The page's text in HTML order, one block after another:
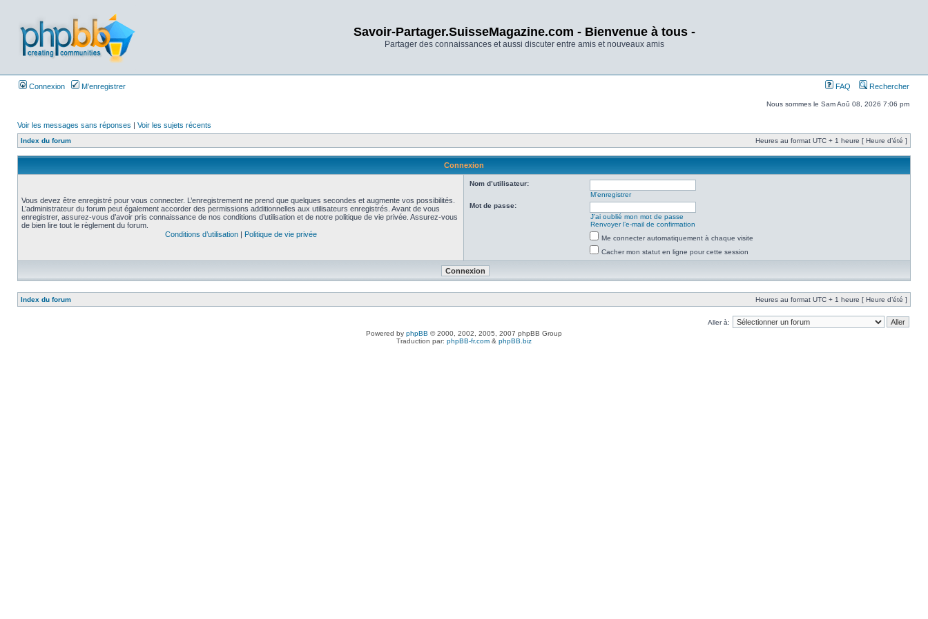
Savoir-Partager.SuisseMagazine.com - Bienvenue à tous -
Partager des connaissances et aussi discuter entre amis et nouveaux amis
Connexion M’enregistrer FAQ Rechercher
Nous sommes le Sam Aoû 08, 2026 7:06 pm
Voir les messages sans réponses | Voir les sujets récents
Index du forum Heures au format UTC + 1 heure [ Heure d’été ]
Connexion
Vous devez être enregistré pour vous connecter. L’enregistrement ne prend que quelques secondes et augmente vos possibilités.
L’administrateur du forum peut également accorder des permissions additionnelles aux utilisateurs enregistrés. Avant de vous
enregistrer, assurez-vous d’avoir pris connaissance de nos conditions d’utilisation et de notre politique de vie privée. Assurez-vous
de bien lire tout le règlement du forum.
Conditions d’utilisation| Politique de vie privée
Nom d’utilisateur:
M’enregistrer
Mot de passe:
J’ai oublié mon mot de passe
Renvoyer l’e-mail de confirmation
Me connecter automatiquement à chaque visite
Cacher mon statut en ligne pour cette session
Index du forum Heures au format UTC + 1 heure [ Heure d’été ]
Aller à:
Powered by phpBB © 2000, 2002, 2005, 2007 phpBB Group
Traduction par: phpBB-fr.com & phpBB.biz